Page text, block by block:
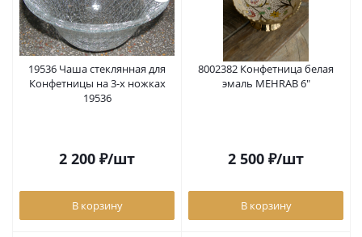
19536 Чаша стеклянная для
Конфетницы на 3-х ножках
19536
2 200 ₽/шт
В корзину
8002382 Конфетница белая
эмаль MEHRAB 6"
2 500 ₽/шт
В корзину